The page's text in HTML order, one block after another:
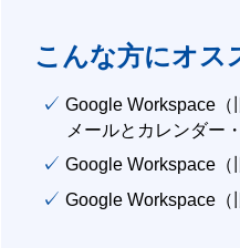
こんな方にオス
✓ Google Workspace
メールとカレンダー
✓ Google Workspace
✓ Google Workspace